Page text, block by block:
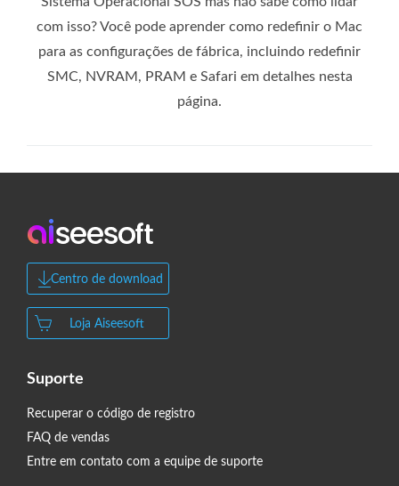
com isso? Você pode aprender como redefinir o Mac
para as configurações de fábrica, incluindo redefinir
SMC, NVRAM, PRAM e Safari em detalhes nesta
página.
Centro de download
Loja Aiseesoft
Suporte
Recuperar o código de registro
FAQ de vendas
Entre em contato com a equipe de suporte